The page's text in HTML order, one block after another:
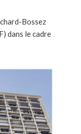
Bossez
dans le cadre